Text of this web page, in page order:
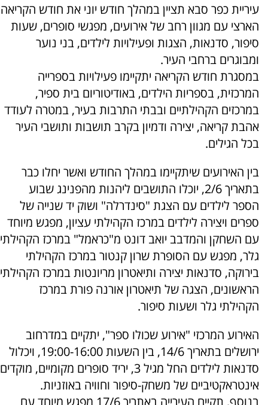
עיריית כפר סבא תציין במהלך חודש יוני את חודש הקריאה
הארצי עם מגוון רחב של אירועים, מפגשי סופרים, שעות
סיפור, סדנאות, הצגות ופעילויות לילדים, בני נוער
ומבוגרים ברחבי העיר.
במסגרת חודש הקריאה יתקיימו פעילויות בספרייה
המרכזית, בספריות הילדים, באודיטוריום בית ספיר,
במרכזים הקהילתיים ובבתי התרבות בעיר, במטרה לעודד
אהבת קריאה, יצירה ודמיון בקרב תושבות ותושבי העיר
בכל הגילים.
בין האירועים שיתקיימו במהלך החודש ואשר יחלו כבר
בתאריך 2/6, יוכלו התושבים ליהנות מהפנינג שבוע
הספר לילדים עם הצגת "סינדרלה" ושוק יד שנייה של
ספרים ויצירה לילדים במרכז הקהילתי עציון, מפגש מיוחד
עם השחקן והמדבב יואב דונט מ"כראמל" במרכז הקהילתי
גלר, מפגש עם הסופרת שרון קנטור במרכז הקהילתי
בירוקה, סדנאות יצירה ותיאטרון מריונטות במרכז הקהילתי
הראשונים, הצגה של תיאטרון אורנה פורת במרכז
הקהילתי גלר ושעות סיפור.
האירוע המרכזי "אירוע שכולו ספר", יתקיים במדרחוב
ירושלים בתאריך 14/6, בין השעות 19:00-16:00, ויכלול
סדנאות לילדים החל מגיל 3, יריד סופרים מקומיים, מוקדים
אינטראקטיביים של משחק-סיפור וחוויה באוזניות.
בנוסף, תקיים העירייה באתריך 17/6 מפגש מיוחד עם